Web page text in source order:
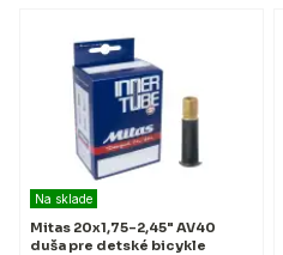
Na sklade
Mitas 20x1,75–2,45" AV40
duša pre detské bicykle